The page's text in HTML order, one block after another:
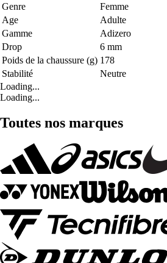
Genre
Femme
Age
Adulte
Gamme
Adizero
Drop
6 mm
Poids de la chaussure (g) 178
Stabilité
Neutre
Loading...
Loading...
Toutes nos marques